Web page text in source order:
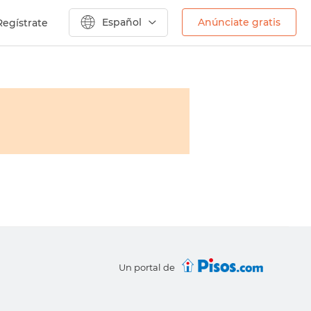
Español Anúnciate gratis
Un portal de